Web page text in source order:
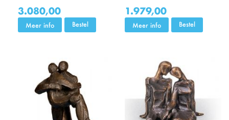
3.080,00
Meer info Bestel
1.979,00
Meer info Bestel